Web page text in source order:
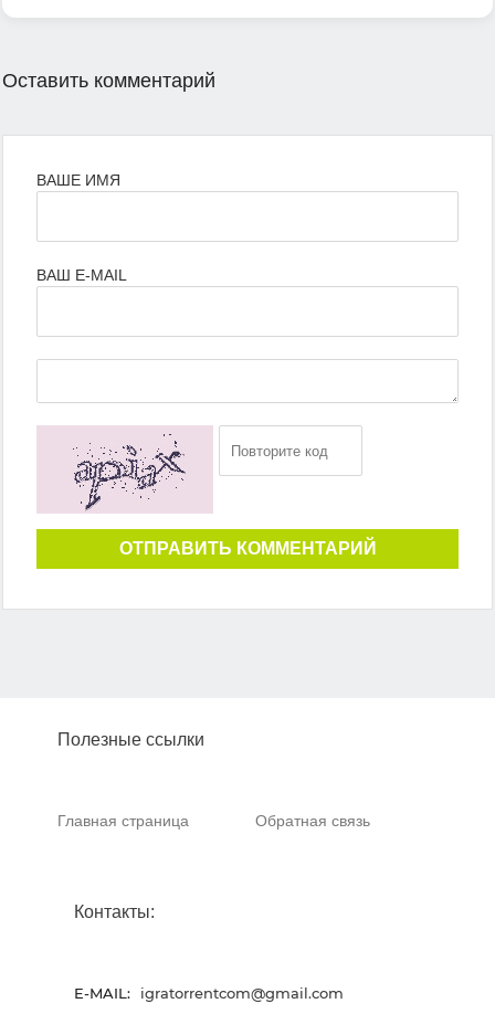
Оставить комментарий
ВАШЕ ИМЯ
ВАШ E-MAIL
ОТПРАВИТЬ КОММЕНТАРИЙ
Полезные ссылки
Главная страница Обратная связь
Контакты:
E-MAIL: igratorrentcom@gmail.com